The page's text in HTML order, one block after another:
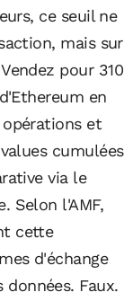
ce seuil ne
mais sur
pour 310
en
opérations et
cumulées
via le
Selon l'AMF,
cette
d'échange
Faux.